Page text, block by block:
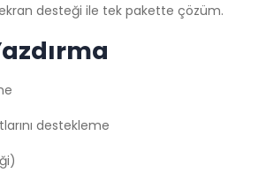
desteği ile tek pakette çözüm.
destekleme